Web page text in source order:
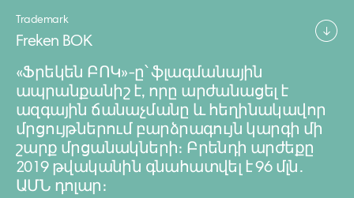
Trademark
Freken BOK
«Ֆրեկեն ԲՈԿ»-ը՝ ֆլագմանային
ապրանքանիշ է, որը արժանացել է
ազգային ճանաչմանը և հեղինակավոր
մրցույթներում բարձրագույն կարգի մի
շարք մրցանակների։ Բրենդի արժեքը
2019 թվականին գնահատվել է 96 մլն․
ԱՄՆ դոլար։